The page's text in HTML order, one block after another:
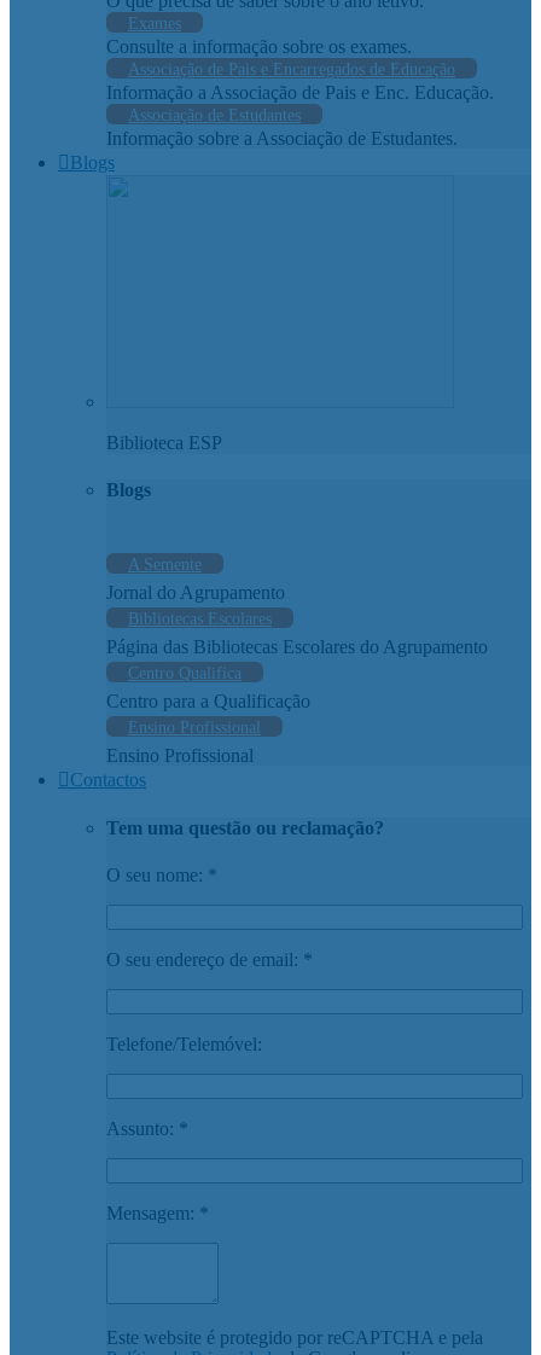
Exames
Consulte a informação sobre os exames.
Associação de Pais e Encarregados de Educação
Informação a Associação de Pais e Enc. Educação.
Associação de Estudantes
Informação sobre a Associação de Estudantes.
Blogs
Biblioteca ESP
Blogs
A Semente
Jornal do Agrupamento
Bibliotecas Escolares
Página das Bibliotecas Escolares do Agrupamento
Centro Qualifica
Centro para a Qualificação
Ensino Profissional
Ensino Profissional
Contactos
Tem uma questão ou reclamação?
O seu nome: *
O seu endereço de email: *
Telefone/Telemóvel:
Assunto: *
Mensagem: *
Este website é protegido por reCAPTCHA e pela